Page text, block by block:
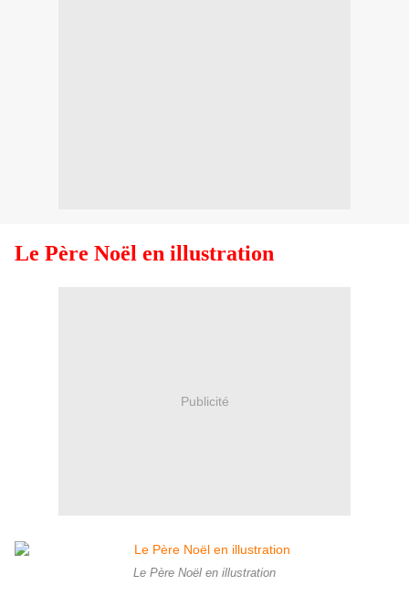
Le Père Noël en illustration
Publicité
Le Père Noël en illustration